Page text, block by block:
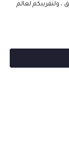
، ولتقريبكم لعالم